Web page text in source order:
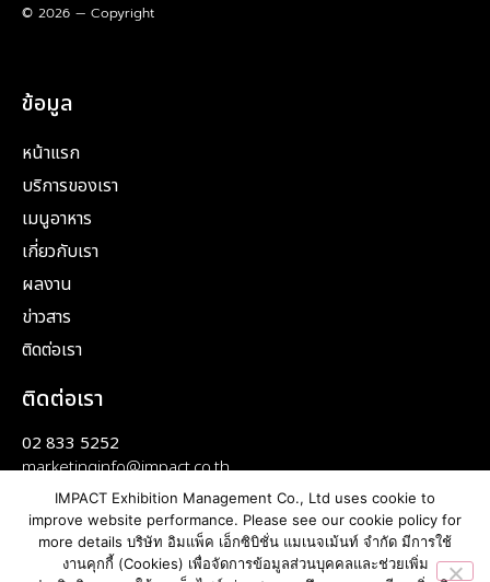
© 2026 — Copyright
ข้อมูล
หน้าแรก
บริการของเรา
เมนูอาหาร
เกี่ยวกับเรา
ผลงาน
ข่าวสาร
ติดต่อเรา
ติดต่อเรา
02 833 5252
marketinginfo@impact.co.th
IMPACT Exhibition Management Co., Ltd uses cookie to
improve website performance. Please see our cookie policy for
more details บริษัท อิมแพ็ค เอ็กซิบิชั่น แมเนจเม้นท์ จำกัด มีการใช้
งานคุกกี้ (Cookies) เพื่อจัดการข้อมูลส่วนบุคคลและช่วยเพิ่ม